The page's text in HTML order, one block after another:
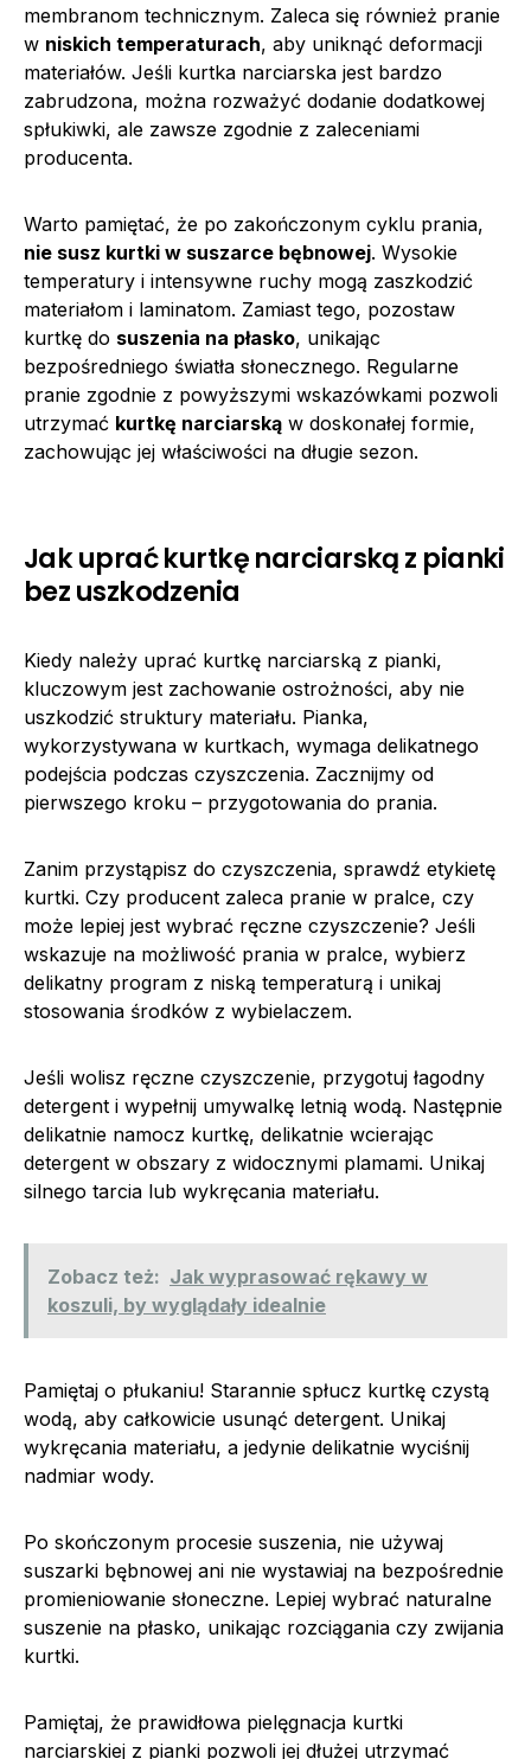
membranom technicznym. Zaleca się również pranie
w niskich temperaturach, aby uniknąć deformacji
materiałów. Jeśli kurtka narciarska jest bardzo
zabrudzona, można rozważyć dodanie dodatkowej
spłukiwki, ale zawsze zgodnie z zaleceniami
producenta.
Warto pamiętać, że po zakończonym cyklu prania,
nie susz kurtki w suszarce bębnowej. Wysokie
temperatury i intensywne ruchy mogą zaszkodzić
materiałom i laminatom. Zamiast tego, pozostaw
kurtkę do suszenia na płasko, unikając
bezpośredniego światła słonecznego. Regularne
pranie zgodnie z powyższymi wskazówkami pozwoli
utrzymać kurtkę narciarską w doskonałej formie,
zachowując jej właściwości na długie sezon.
Jak uprać kurtkę narciarską z pianki
bez uszkodzenia
Kiedy należy uprać kurtkę narciarską z pianki,
kluczowym jest zachowanie ostrożności, aby nie
uszkodzić struktury materiału. Pianka,
wykorzystywana w kurtkach, wymaga delikatnego
podejścia podczas czyszczenia. Zacznijmy od
pierwszego kroku – przygotowania do prania.
Zanim przystąpisz do czyszczenia, sprawdź etykietę
kurtki. Czy producent zaleca pranie w pralce, czy
może lepiej jest wybrać ręczne czyszczenie? Jeśli
wskazuje na możliwość prania w pralce, wybierz
delikatny program z niską temperaturą i unikaj
stosowania środków z wybielaczem.
Jeśli wolisz ręczne czyszczenie, przygotuj łagodny
detergent i wypełnij umywalkę letnią wodą. Następnie
delikatnie namocz kurtkę, delikatnie wcierając
detergent w obszary z widocznymi plamami. Unikaj
silnego tarcia lub wykręcania materiału.
Zobacz też: Jak wyprasować rękawy w
koszuli, by wyglądały idealnie
Pamiętaj o płukaniu! Starannie spłucz kurtkę czystą
wodą, aby całkowicie usunąć detergent. Unikaj
wykręcania materiału, a jedynie delikatnie wyciśnij
nadmiar wody.
Po skończonym procesie suszenia, nie używaj
suszarki bębnowej ani nie wystawiaj na bezpośrednie
promieniowanie słoneczne. Lepiej wybrać naturalne
suszenie na płasko, unikając rozciągania czy zwijania
kurtki.
Pamiętaj, że prawidłowa pielęgnacja kurtki
narciarskiej z pianki pozwoli jej dłużej utrzymać